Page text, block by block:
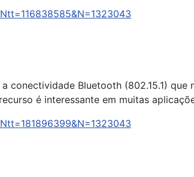
Bluetooth (802.15.1)
é interessante em muitas